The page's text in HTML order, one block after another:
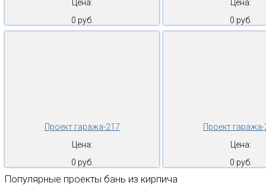
Цена:
0 руб.
Цена:
0 руб.
Проект гаража-217
Цена:
0 руб.
Проект
Цена:
0 руб.
Популярные проекты бань из кирпича